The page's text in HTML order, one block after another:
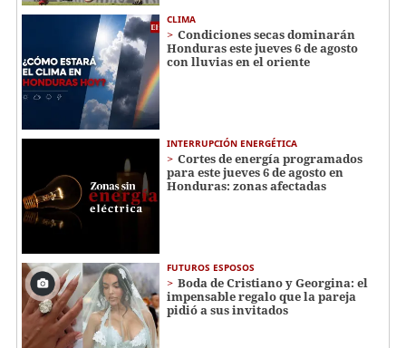
CLIMA
Condiciones secas dominarán
Honduras este jueves 6 de agosto
con lluvias en el oriente
INTERRUPCIÓN ENERGÉTICA
Cortes de energía programados
para este jueves 6 de agosto en
Honduras: zonas afectadas
FUTUROS ESPOSOS
Boda de Cristiano y Georgina: el
impensable regalo que la pareja
pidió a sus invitados